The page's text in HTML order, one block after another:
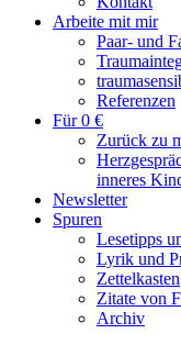
Arbeite mit mir
Paar- und
Referenzen
Für 0 €
Zurück zu
inneres
Newsletter
Spuren
Lesetipps
Lyrik und
Zettelkasten
Zitate von
Archiv